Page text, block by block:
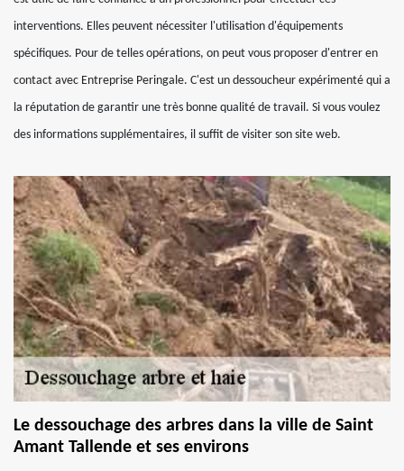
interventions. Elles peuvent nécessiter l'utilisation d'équipements
spécifiques. Pour de telles opérations, on peut vous proposer d'entrer en
contact avec Entreprise Peringale. C'est un dessoucheur expérimenté qui a
la réputation de garantir une très bonne qualité de travail. Si vous voulez
des informations supplémentaires, il suffit de visiter son site web.
Le dessouchage des arbres dans la ville de Saint
Amant Tallende et ses environs